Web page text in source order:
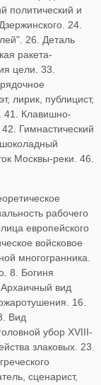
политический и
24.
26. Деталь
ракета-
цели. 33.
лирик, публицист,
41. Клавишно-
Гимнастический
Москвы-реки. 46.
рабочего
европейского
войсковое
многогранника.
8. Богиня
вид
16.
Вид
убор XVIII-
злаковых. 23.
сценарист,